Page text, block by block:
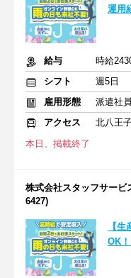
運用
給与
時給
シフト
週5日
雇用形態
派遣社員
アクセス
北八王
本日、掲載終了
株式会社スタッフサービ
6427)
【
OK